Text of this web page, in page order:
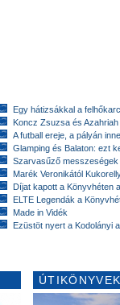
Egy hátizsákkal a
Koncz Zsuzsa és
A futball ereje, a pályán
Glamping és Balaton: ezt
Szarvasűző messzeségek
Marék Veronikától
Díjat kapott a Könyvhéten
ELTE Legendák a
Made in Vidék
Ezüstöt nyert a Kodolányi